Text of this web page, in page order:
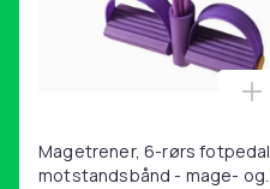
Magetrener, 6-rørs fotpedal
motstandsbånd - mage- og